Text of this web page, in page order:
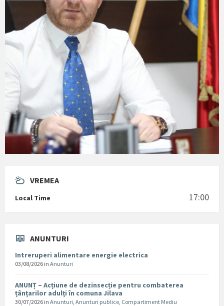
VREMEA
Local Time 17:00
ANUNTURI
Intreruperi alimentare energie electrica
03/08/2026 in Anunturi
ANUNȚ – Acțiune de dezinsecție pentru combaterea
țânțarilor adulți în comuna Jilava
30/07/2026 in Anunturi, Anunturi publice, Compartiment Mediu